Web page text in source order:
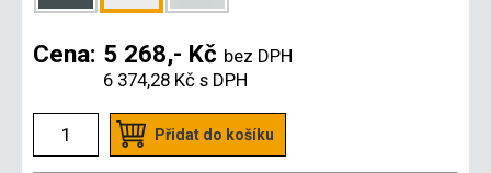
Cena: 5 268,- Kč bez DPH
6 374,28 Kč s DPH
Přidat do košíku